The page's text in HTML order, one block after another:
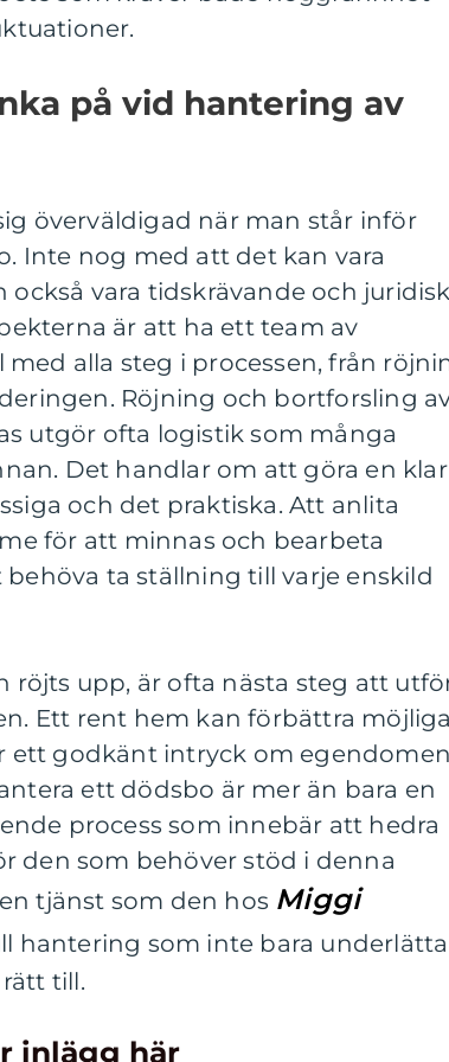
på vid hantering av
överväldigad när man står inför
Inte nog med att det kan vara
också vara tidskrävande och
är att ha ett team av
alla steg i processen, från
Röjning och bortforsling
utgör ofta logistik som många
Det handlar om att göra en klar
och det praktiska. Att anlita
för att minnas och bearbeta
ta ställning till varje enskild
röjts upp, är ofta nästa steg att
Ett rent hem kan förbättra möjliga
ett godkänt intryck om egendomen
ett dödsbo är mer än bara en
process som innebär att hedra
den som behöver stöd i denna
tjänst som den hos Miggi
hantering som inte bara
till.
inlägg här